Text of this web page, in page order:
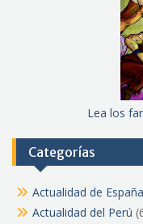
Lea los
Categorías
Actualidad de España
Actualidad del Perú